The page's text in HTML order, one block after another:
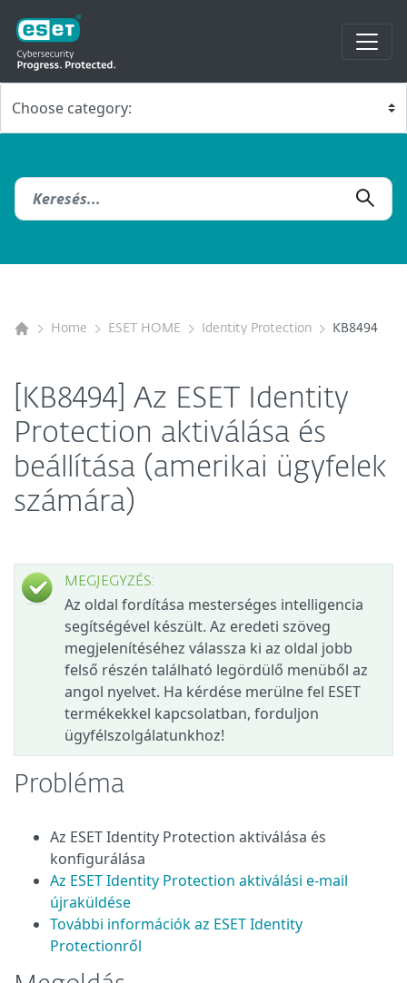
Home ESET HOME Identity Protection KB8494
[KB8494] Az ESET Identity
Protection aktiválása és
beállítása (amerikai ügyfelek
számára)
MEGJEGYZÉS:
Az oldal fordítása mesterséges intelligencia
segítségével készült. Az eredeti szöveg
megjelenítéséhez válassza ki az oldal jobb
felső részén található legördülő menüből az
angol nyelvet. Ha kérdése merülne fel ESET
termékekkel kapcsolatban, forduljon
ügyfélszolgálatunkhoz!
Probléma
Az ESET Identity Protection aktiválása és
konfigurálása
Az ESET Identity Protection aktiválási e-mail
újraküldése
További információk az ESET Identity
Protectionről